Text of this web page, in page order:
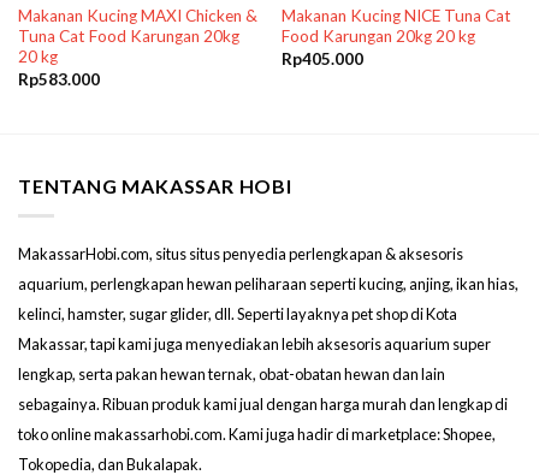
Makanan Kucing MAXI Chicken &
Tuna Cat Food Karungan 20kg
20 kg
Rp583.000
Makanan Kucing NICE Tuna Cat
Food Karungan 20kg 20 kg
Rp405.000
TENTANG MAKASSAR HOBI
MakassarHobi.com, situs situs penyedia perlengkapan & aksesoris
aquarium, perlengkapan hewan peliharaan seperti kucing, anjing, ikan hias,
kelinci, hamster, sugar glider, dll. Seperti layaknya pet shop di Kota
Makassar, tapi kami juga menyediakan lebih aksesoris aquarium super
lengkap, serta pakan hewan ternak, obat-obatan hewan dan lain
sebagainya. Ribuan produk kami jual dengan harga murah dan lengkap di
toko online makassarhobi.com. Kami juga hadir di marketplace: Shopee,
Tokopedia, dan Bukalapak.